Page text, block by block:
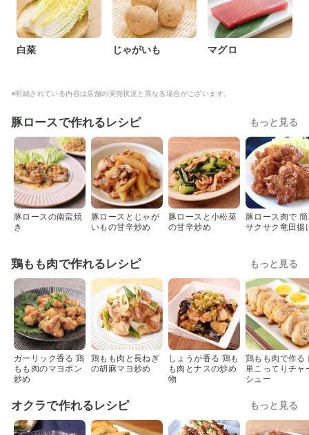
白菜 じゃがいも マグロ
※明細されている内容は店舗の実売状況と異なる場合がございます。
豚ロースで作れるレシピ もっと見る
豚ロースの南蛮焼
き
豚ロースとじゃが
いもの甘辛炒め
豚ロースと小松菜
の甘辛炒め
豚ロース肉で
サクサク竜田揚
鶏もも肉で作れるレシピ もっと見る
ガーリック香る 鶏
もも肉のマヨポン
炒め
鶏もも肉と長ねぎ
の胡麻マヨ炒め
しょうが香る 鶏も
も肉とナスの炒め
物
鶏もも肉で作る
単こってりチャ
シュー
オクラで作れるレシピ もっと見る